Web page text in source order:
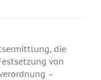
die
von
–